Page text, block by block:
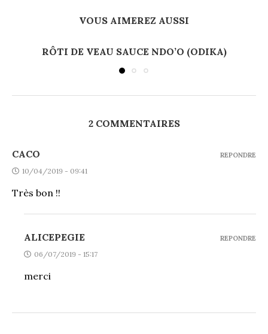
VOUS AIMEREZ AUSSI
RÔTI DE VEAU SAUCE NDO’O (ODIKA)
2 COMMENTAIRES
CACO
10/04/2019 - 09:41
Très bon !!
REPONDRE
ALICEPEGIE
06/07/2019 - 15:17
merci
REPONDRE